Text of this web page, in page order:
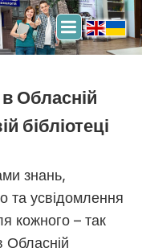
Обласній
бібліотеці
знань,
та усвідомлення
кожного – так
Обласній